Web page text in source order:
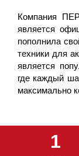
Компания
является
пополнила
техники для
является
где каждый
максимально
1